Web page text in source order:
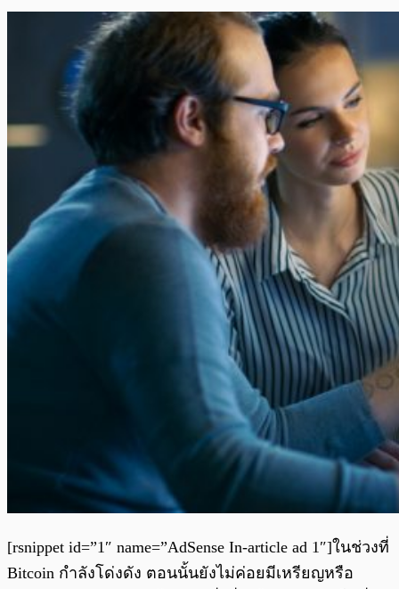
[rsnippet id=”1″ name=”AdSense In-article ad 1″]ในช่วงที่
Bitcoin กำลังโด่งดัง ตอนนั้นยังไม่ค่อยมีเหรียญหรือ